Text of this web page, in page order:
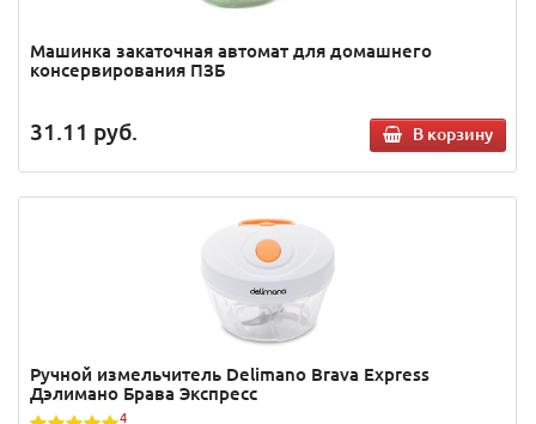
Машинка закаточная автомат для домашнего
консервирования ПЗБ
31.11 руб. В корзину
Ручной измельчитель Delimano Brava Express
Дэлимано Брава Экспресс
4